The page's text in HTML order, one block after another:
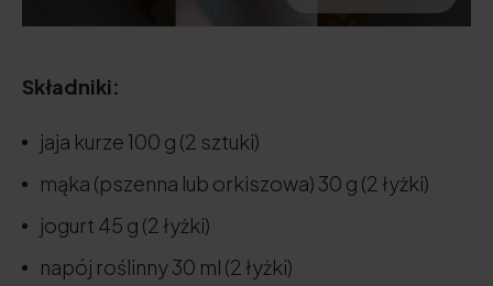
Składniki:
jaja kurze 100 g (2 sztuki)
mąka (pszenna lub orkiszowa) 30 g (2 łyżki)
jogurt 45 g (2 łyżki)
napój roślinny 30 ml (2 łyżki)